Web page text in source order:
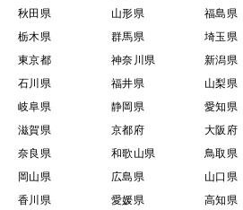
秋田県
山形県 福島県
栃木県
群馬県 埼玉県
東京都
神奈川県 新潟県
石川県
福井県 山梨県
岐阜県
静岡県 愛知県
滋賀県
京都府 大阪府
奈良県
和歌山県 鳥取県
岡山県
広島県 山口県
香川県
愛媛県 高知県